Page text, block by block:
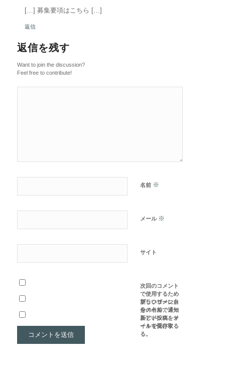
[…] 募集要項はこちら […]
返信
返信を残す
Want to join the discussion?
Feel free to contribute!
名前 ※
メール ※
サイト
次回のコメント
で使用するため
ブラウザーに自
分の名前、メー
ルアドレス、サ
イトを保存す
る。
新しいコメント
をメールで通知
新しい投稿をメ
ールで受け取る